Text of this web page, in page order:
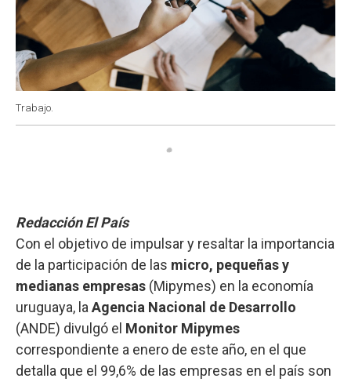
Trabajo.
Redacción El País
Con el objetivo de impulsar y resaltar la importancia
de la participación de las micro, pequeñas y
medianas empresas (Mipymes) en la economía
uruguaya, la Agencia Nacional de Desarrollo
(ANDE) divulgó el Monitor Mipymes
correspondiente a enero de este año, en el que
detalla que el 99,6% de las empresas en el país son